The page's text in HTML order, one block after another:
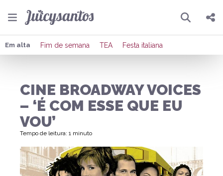
Pesquisar
Compartilhar
Enviar por Whatsapp
Em alta Fim de semana TEA Festa italiana
CINE BROADWAY VOICES
– ‘É COM ESSE QUE EU
VOU’
Tempo de leitura: 1 minuto